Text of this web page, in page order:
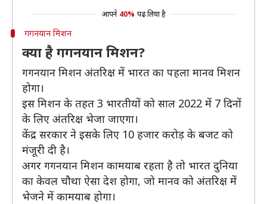
आपने 40% पढ़ लिया है
गगनयान मिशन
क्या है गगनयान मिशन?
गगनयान मिशन अंतरिक्ष में भारत का पहला मानव मिशन
होगा।
इस मिशन के तहत 3 भारतीयों को साल 2022 में 7 दिनों
के लिए अंतरिक्ष भेजा जाएगा।
केंद्र सरकार ने इसके लिए 10 हजार करोड़ के बजट को
मंजूरी दी है।
अगर गगनयान मिशन कामयाब रहता है तो भारत दुनिया
का केवल चौथा ऐसा देश होगा, जो मानव को अंतरिक्ष में
भेजने में कामयाब होगा।